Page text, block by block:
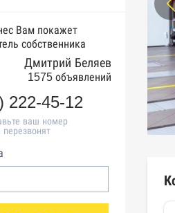
Вам покажет
собственника
Дмитрий Беляев
1575 объявлений
222-45-12
ваш номер
перезвонят